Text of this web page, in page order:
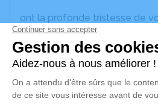
ont la profonde tristesse de
décès de
Monsieur Alain ROBLIN
survenu le vendredi 28
La cérémonie se déroulera le